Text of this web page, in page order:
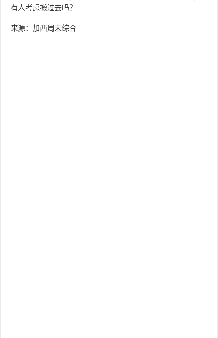
有人考虑搬过去吗？
来源：加西周末综合